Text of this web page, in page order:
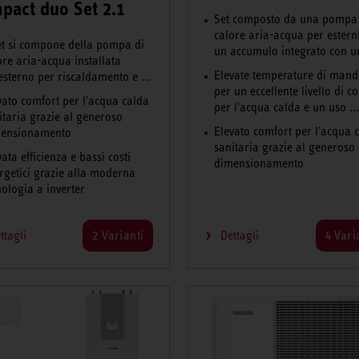
duo Set 2.1
si compone della pompa di
aria-acqua installata
per riscaldamento e ...
comfort per l'acqua calda
grazie al generoso
efficienza e bassi costi
grazie alla moderna
a inverter
2 Varianti
Set composto da una
calore aria-acqua per
un accumulo integrato con
Elevate temperature di
per un eccellente livello di
per l'acqua calda e un uso ...
Elevato comfort per l'acqua
sanitaria grazie al generoso
dimensionamento
Dettagli 4